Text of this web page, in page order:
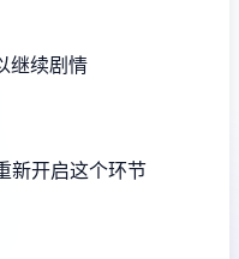
继续剧情
新开启这个环节